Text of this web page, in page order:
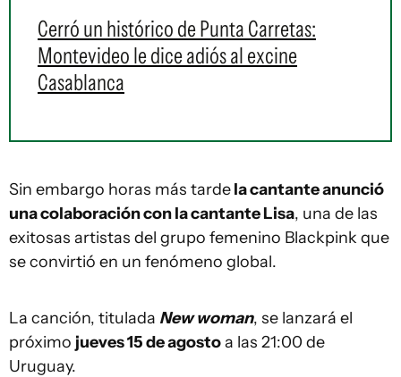
Cerró un histórico de Punta Carretas:
Montevideo le dice adiós al excine
Casablanca
Sin embargo horas más tardela cantante anunció
una colaboración con la cantante Lisa, una de las
exitosas artistas del grupo femenino Blackpink que
se convirtió en un fenómeno global.
La canción, titulada New woman, se lanzará el
próximo jueves 15 de agostoa las 21:00 de
Uruguay.